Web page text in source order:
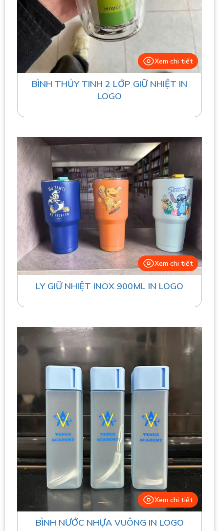
Xem chi tiết
BÌNH THỦY TINH 2 LỚP GIỮ NHIỆT IN
LOGO
Xem chi tiết
LY GIỮ NHIỆT INOX 900ML IN LOGO
Xem chi tiết
BÌNH NƯỚC NHỰA VUÔNG IN LOGO